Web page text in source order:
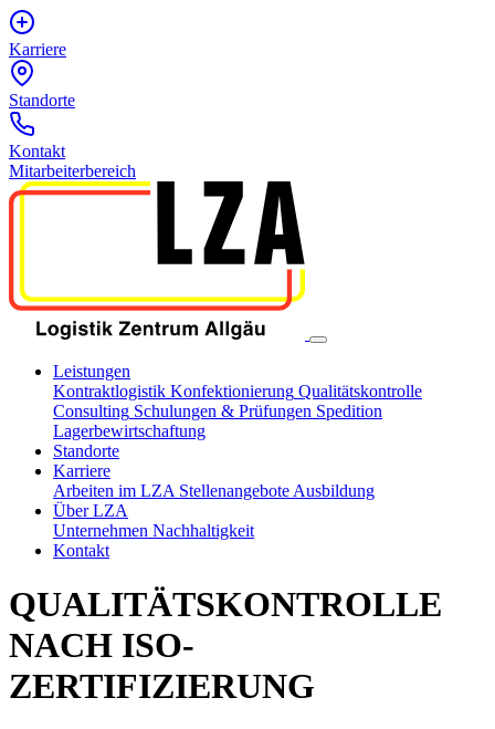
Karriere
Standorte
Kontakt
Mitarbeiterbereich
Leistungen
Kontraktlogistik Konfektionierung Qualitätskontrolle
Consulting Schulungen & Prüfungen Spedition
Lagerbewirtschaftung
Standorte
Karriere
Arbeiten im LZA Stellenangebote Ausbildung
Über LZA
Unternehmen Nachhaltigkeit
Kontakt
QUALITÄTSKONTROLLE
NACH ISO-
ZERTIFIZIERUNG